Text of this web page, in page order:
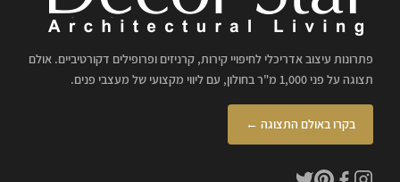
פתרונות עיצוב אדריכלי לחיפויי קירות, קרניזים ופרופילים דקורטיביים. אולם
תצוגה על פני 1,000 מ"ר בחולון, עם ליווי מקצועי של מעצבי פנים.
בקרו באולם התצוגה ←